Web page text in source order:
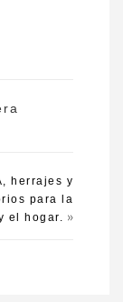
herrajes y
para la
el hogar. »